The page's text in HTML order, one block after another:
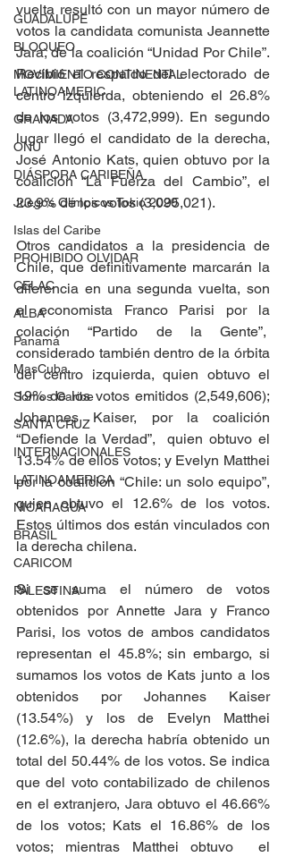
GUADALUPE
BLOQUEO
MOVIMIENTO CONTINENTAL
LATINOAMERIC
GRANADA
ONU
DIÁSPORA CARIBEÑA
Juegos Olímpicos Tokio 2020
Islas del Caribe
PROHIBIDO OLVIDAR
CELAC
ALBA
Panamá
MasCuba
Somos Caribe
SANTA CRUZ
INTERNACIONALES
LATINOAMERICA
NICARAGUA
BRASIL
CARICOM
PALESTINA
vuelta resultó con un mayor número de
votos la candidata comunista Jeannette
Jara, de la coalición “Unidad Por Chile”.
Recibió el respaldo del electorado de
centro izquierda, obteniendo el 26.8%
de los votos (3,472,999). En segundo
lugar llegó el candidato de la derecha,
José Antonio Kats, quien obtuvo por la
coalición “La Fuerza del Cambio”, el
23.9% de los votos (3,095,021).
Otros candidatos a la presidencia de
Chile, que definitivamente marcarán la
diferencia en una segunda vuelta, son
el economista Franco Parisi por la
colación “Partido de la Gente”,
considerado también dentro de la órbita
del centro izquierda, quien obtuvo el
19% de los votos emitidos (2,549,606);
Johannes Kaiser, por la coalición
“Defiende la Verdad”,  quien obtuvo el
13.54% de ellos votos; y Evelyn Matthei
por la coalición “Chile: un solo equipo”,
quien obtuvo el 12.6% de los votos.
Estos últimos dos están vinculados con
la derecha chilena.
Si se suma el número de votos
obtenidos por Annette Jara y Franco
Parisi, los votos de ambos candidatos
representan el 45.8%; sin embargo, si
sumamos los votos de Kats junto a los
obtenidos por Johannes Kaiser
(13.54%) y los de Evelyn Matthei
(12.6%), la derecha habría obtenido un
total del 50.44% de los votos. Se indica
que del voto contabilizado de chilenos
en el extranjero, Jara obtuvo el 46.66%
de los votos; Kats el 16.86% de los
votos; mientras Matthei obtuvo  el